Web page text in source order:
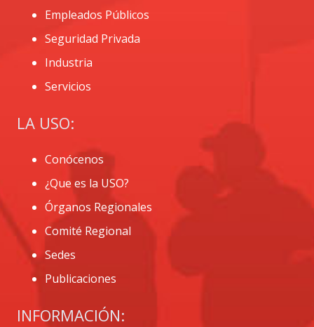
Empleados Públicos
Seguridad Privada
Industria
Servicios
LA USO:
Conócenos
¿Que es la USO?
Órganos Regionales
Comité Regional
Sedes
Publicaciones
INFORMACIÓN: